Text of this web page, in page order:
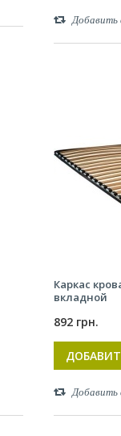
Добавить
Каркас
вкладной
892 грн.
Добавить